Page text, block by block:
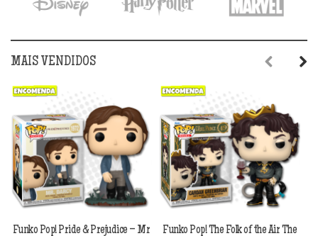
MAIS VENDIDOS
Funko Pop! Pride & Prejudice – Mr
Funko Pop! The Folk of the Air The